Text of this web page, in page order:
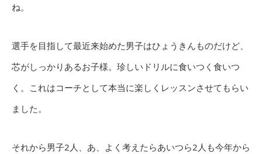
ね。
選手を目指して最近来始めた男子はひょうきんものだけど、
芯がしっかりあるお子様。珍しいドリルに食いつく食いつ
く。これはコーチとして本当に楽しくレッスンさせてもらい
ました。
それから男子2人、あ、よく考えたらあいつら2人も今年から